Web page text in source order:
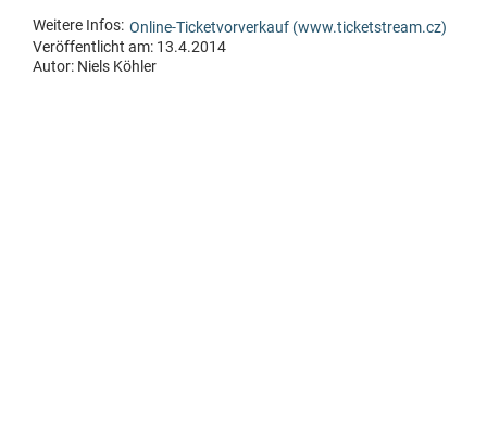
Weitere Infos: Online-Ticketvorverkauf (www.ticketstream.cz)
Veröffentlicht am: 13.4.2014
Autor: Niels Köhler